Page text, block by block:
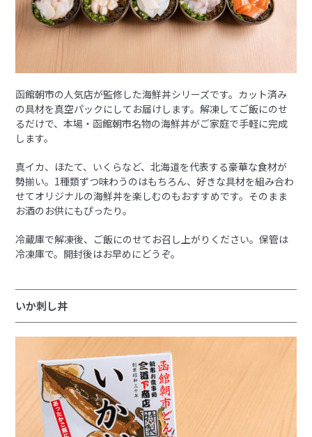
函館朝市の人気店が監修した海鮮丼シリーズです。カット済み
の具材を真空パックにしてお届けします。解凍してご飯にのせ
るだけで、本場・函館朝市名物の海鮮丼がご家庭で手軽に完成
します。
真イカ、ほたて、いくらなど、北海道を代表する豪華な食材が
勢揃い。1種類ずつ味わうのはもちろん、好きな具材を組み合わ
せてオリジナルの海鮮丼を楽しむのもおすすめです。そのまま
お酒のお供にもぴったり。
冷蔵庫で解凍後、ご飯にのせてお召し上がりください。保管は
冷凍庫で。開封後はお早めにどうぞ。
いか刺し丼